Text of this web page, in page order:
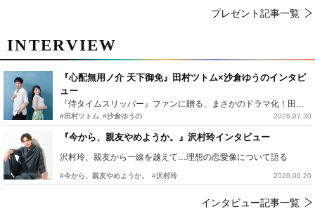
INTERVIEW
『心配無用ノ介 天下御免』田村ツトム×沙倉ゆうのインタビ
ュー
『侍タイムスリッパー』ファンに贈る、まさかのドラマ化！田村ツトム×沙倉ゆうのが語る『心配無用ノ介』撮影秘話
#田村ツトム #沙倉ゆうの 2026.07.30
『今から、親友やめようか。』沢村玲インタビュー
沢村玲、親友から一線を越えて…理想の恋愛像について語る
#今から、親友やめようか。 #沢村玲 2026.06.20
インタビュー記事一覧
プレゼント記事一覧